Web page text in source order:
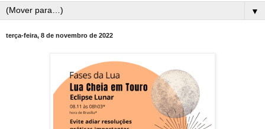
▼
terça-feira, 8 de novembro de 2022